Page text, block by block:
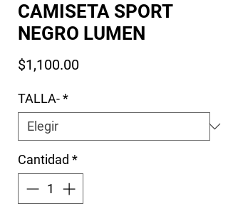
CAMISETA SPORT
NEGRO LUMEN
$1,100.00Precio
TALLA-*
Cantidad *